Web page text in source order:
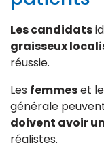
Les candidats
graisseux
réussie.
Les femmeset
générale
doivent avoir
réalistes.